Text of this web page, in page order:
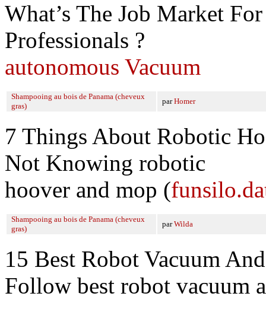
What’s The Job Market
Professionals ?
autonomous Vacuum
Shampooing au bois de Panama (cheveux
gras)
parHomer
7 Things About Robotic
Not Knowing robotic
hoover and mop (
Shampooing au bois de Panama (cheveux
gras)
parWilda
15 Best Robot Vacuum
Follow best robot vacuum